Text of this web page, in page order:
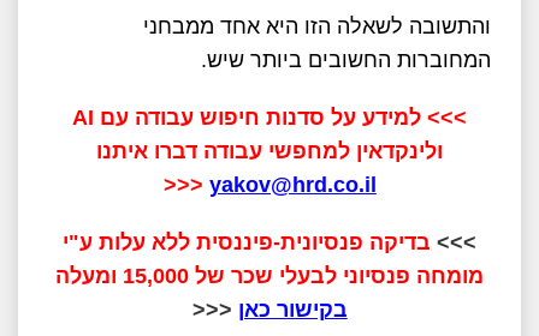
והתשובה לשאלה הזו היא אחד ממבחני
המחוברות החשובים ביותר שיש.
>>>
למידע על סדנות חיפוש עבודה עם AI
ולינקדאין למחפשי עבודה דברו איתנו
yakov@hrd.co.il
<<<
>>> בדיקה פנסיונית-פיננסית ללא עלות ע"י
מומחה פנסיוני לבעלי שכר של 15,000 ומעלה
בקישור כאן <<<